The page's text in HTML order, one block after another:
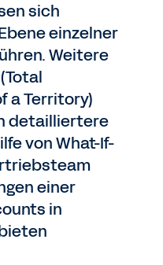
sich
einzelner
Weitere
a Territory)
detailliertere
von What-If-
einer
in